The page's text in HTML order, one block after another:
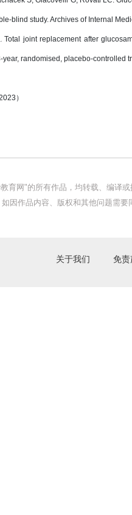
blind study. Archives of Internal
joint replacement after
randomised, placebo-controlled
）
育网"的所有作品，均转载、编译
因作品内容、版权和其他问题需
关于我们 免责